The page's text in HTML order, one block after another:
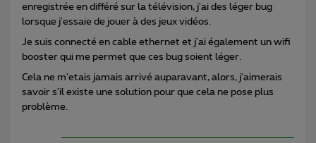
enregistrée en différé sur la télévision, j'ai des léger bug
lorsque j'essaie de jouer à des jeux vidéos.
Je suis connecté en cable ethernet et j'ai également un wifi
booster qui me permet que ces bug soient léger.
Cela ne m'etais jamais arrivé auparavant, alors, j'aimerais
savoir s'il existe une solution pour que cela ne pose plus
problème.